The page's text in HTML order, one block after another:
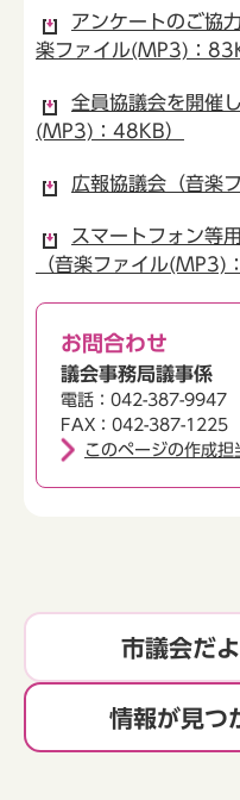
アンケートのご協
楽ファイル(MP3)：
全員協議会を開催
(MP3)：48KB）
広報協議会（音楽
スマートフォン等
（音楽ファイル(MP3)
お問合わせ
議会事務局議事係
電話：042-387-9947
FAX：042-387-1225
このページの作成担
市議会だ
情報が見つ